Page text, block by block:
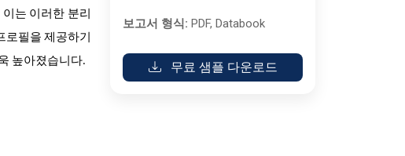
는 이러한 분리
필을 제공하기
높아졌습니다.
보고서 형식: PDF, Databook
무료 샘플 다운로드